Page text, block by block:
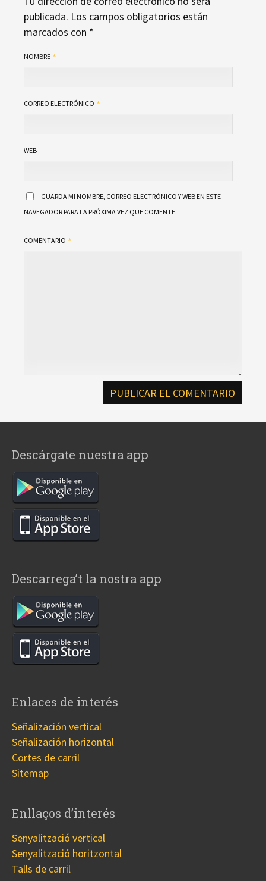
publicada. Los campos obligatorios están
marcados con *
NOMBRE
CORREO ELECTRÓNICO
WEB
GUARDA MI NOMBRE, CORREO ELECTRÓNICO Y WEB EN ESTE
NAVEGADOR PARA LA PRÓXIMA VEZ QUE COMENTE.
COMENTARIO
Descárgate nuestra app
Descarrega’t la nostra app
Enlaces de interés
Señalización vertical
Señalización horizontal
Cortes de carril
Sitemap
Enllaços d’interés
Senyalització vertical
Senyalització horitzontal
Talls de carril